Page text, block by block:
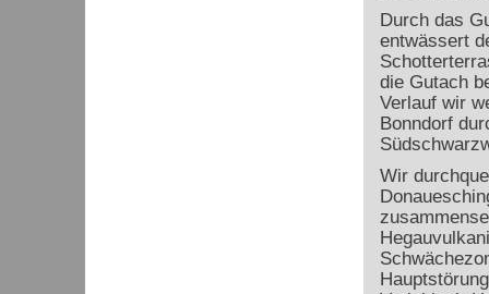
Durch das
entwässert
die Gutach
Verlauf wir
Bonndorf
Wir